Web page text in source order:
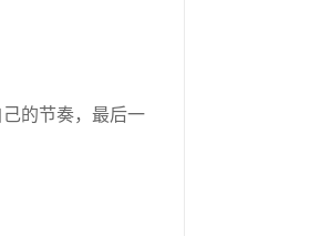
的节奏，最后一